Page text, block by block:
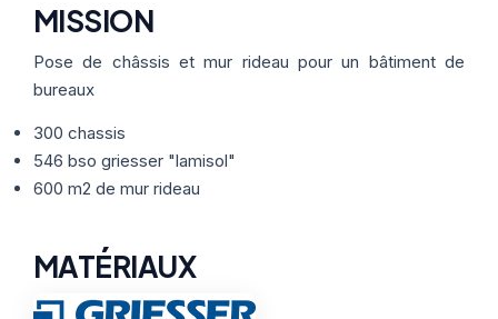
Nos Formules
MISSION
Pose de châssis et mur rideau pour un bâtiment de
bureaux
300 chassis
546 bso griesser "lamisol"
600 m2 de mur rideau
MATÉRIAUX